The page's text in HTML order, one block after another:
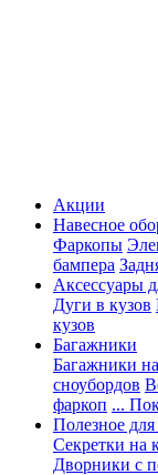
Акции
Навесное
Фаркопы
бампера
Дуги в кузов
кузов
Багажники
Багажники
сноубордов
фаркоп ...
Полезное для
Секретки на
Дворники с